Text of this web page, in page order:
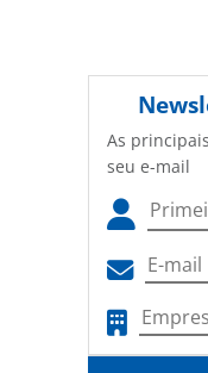
As
seu e-mail